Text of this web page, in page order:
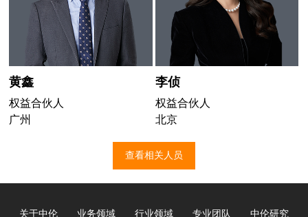
黄鑫
权益合伙人
广州
李侦
权益合伙人
北京
查看相关人员
关于中伦 业务领域 行业领域 专业团队 中伦研究